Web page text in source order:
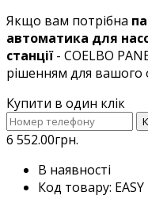
Якщо вам потрібна
автоматика для
станції- COELBO
рішенням для вашого
Купити в один клік
6 552.00грн.
В наявності
Код товару: EASY